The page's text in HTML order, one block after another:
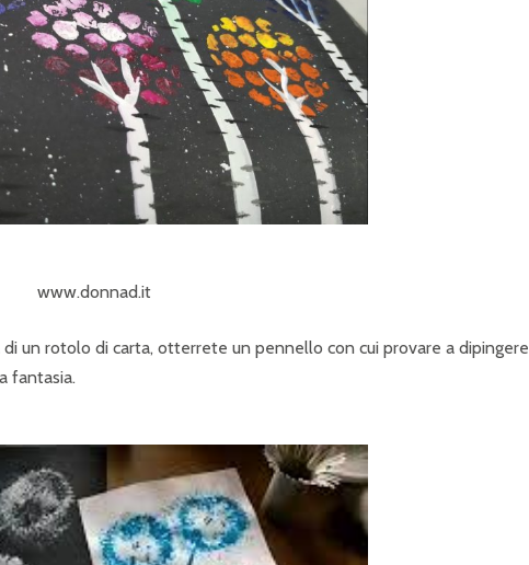
www.donnad.it
un rotolo di carta, otterrete un pennello con cui provare a dipingere
fantasia.